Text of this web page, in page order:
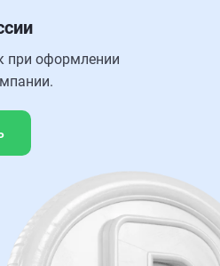
при оформлении